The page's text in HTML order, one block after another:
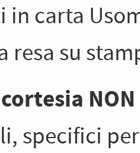
in carta
resa su
specifici